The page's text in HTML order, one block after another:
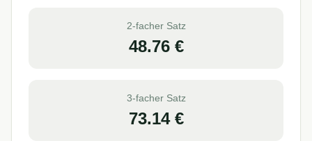
2-facher Satz
48.76€
3-facher Satz
73.14€